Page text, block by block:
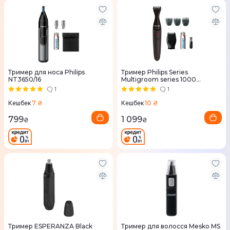
Тример для носа Philips
NT3650/16
1
Кешбек7 ₴
799₴
Тример Philips Series
Multigroom series 1000
MG1100/16
1
Кешбек10 ₴
1 099₴
Тример ESPERANZA Black
Тример для волосся Mesko MS